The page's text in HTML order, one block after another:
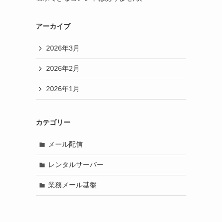
アーカイブ
2026年3月
2026年2月
2026年1月
カテゴリー
メール配信
レンタルサーバー
業務メール基盤